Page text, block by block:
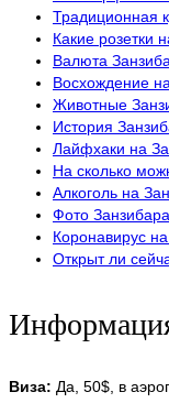
Традиционная
Какие розетки
Валюта
Восхождение
Животные
История
Лайфхаки на
На сколько
Алкоголь на
Фото Занзибара
Коронавирус
Открыт ли
Виза: Да, 50$, в